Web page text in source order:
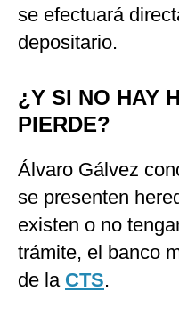
se efectuará
depositario.
¿Y SI NO HAY
PIERDE?
Álvaro Gálvez
se presenten
existen o no
trámite, el banco
de la CTS.